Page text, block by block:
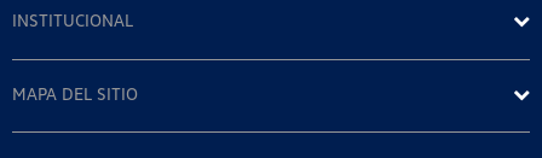
INSTITUCIONAL
MAPA DEL SITIO